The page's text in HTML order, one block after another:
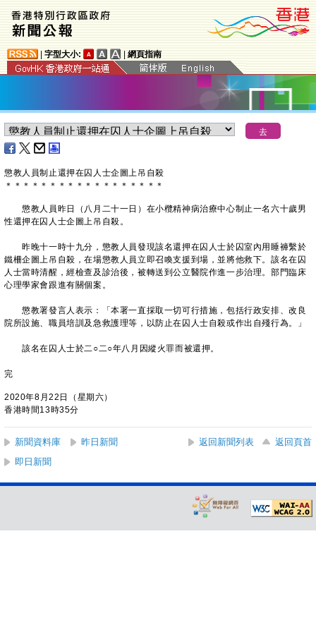
字型大小: 網頁指南
懲教人員制止還押在囚人士企圖上吊自殺
＊ ＊ ＊ ＊ ＊ ＊ ＊ ＊ ＊ ＊ ＊ ＊ ＊ ＊ ＊ ＊ ＊ ＊
懲教人員昨日（八月二十一日）在小欖精神病治療中心制止一名六十歲男
性還押在囚人士企圖上吊自殺。
昨晚十一時十九分，懲教人員發現該名還押在囚人士於囚室內用睡褲繫於
鐵柵企圖上吊自殺，在場懲教人員立即召喚支援到場，並將他救下。該名在囚
人士當時清醒，經檢查及診治後，被轉送到公立醫院作進一步治理。部門臨床
心理學家會跟進有關個案。
懲教署發言人表示：「本署一直採取一切可行措施，包括行政安排、改良
院所設施、職員培訓及急救護理等，以防止在囚人士自殺或作出自殘行為。」
該名在囚人士於二○二○年八月因縱火罪而被還押。
完
2020年8月22日（星期六）
香港時間13時35分
新聞資料庫 昨日新聞 返回新聞列表
返回頁首
即日新聞